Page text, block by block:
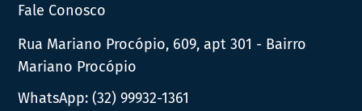
Fale Conosco
Rua Mariano Procópio, 609, apt 301 - Bairro
Mariano Procópio
WhatsApp:(32) 99932-1361